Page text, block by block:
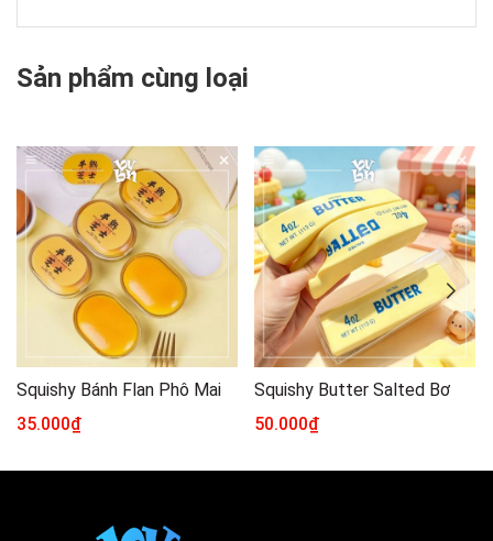
Sản phẩm cùng loại
Squishy Bánh Flan Phô Mai
35.000₫
Squishy Butter Salted Bơ
50.000₫